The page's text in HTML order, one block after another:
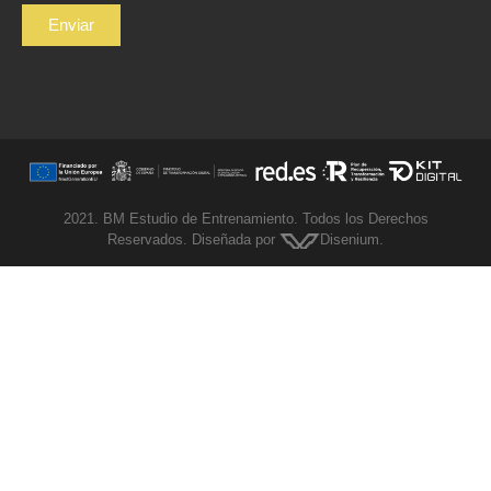
2021. BM Estudio de Entrenamiento. Todos los Derechos
Reservados. Diseñada por
Disenium.